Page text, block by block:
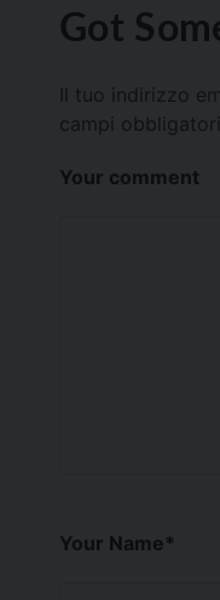
Got
Il tuo indirizzo
campi
Your comment
Your Name*